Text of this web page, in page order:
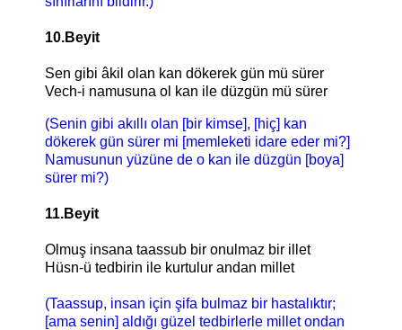
10.Beyit
Sen gibi âkil olan kan dökerek gün mü sürer
Vech-i namusuna ol kan ile düzgün mü sürer
(Senin gibi akıllı olan [bir kimse], [hiç] kan
dökerek gün sürer mi [memleketi idare eder mi?]
Namusunun yüzüne de o kan ile düzgün [boya]
sürer mi?)
11.Beyit
Olmuş insana taassub bir onulmaz bir illet
Hüsn-ü tedbirin ile kurtulur andan millet
(Taassup, insan için şifa bulmaz bir hastalıktır;
[ama senin] aldığı güzel tedbirlerle millet ondan